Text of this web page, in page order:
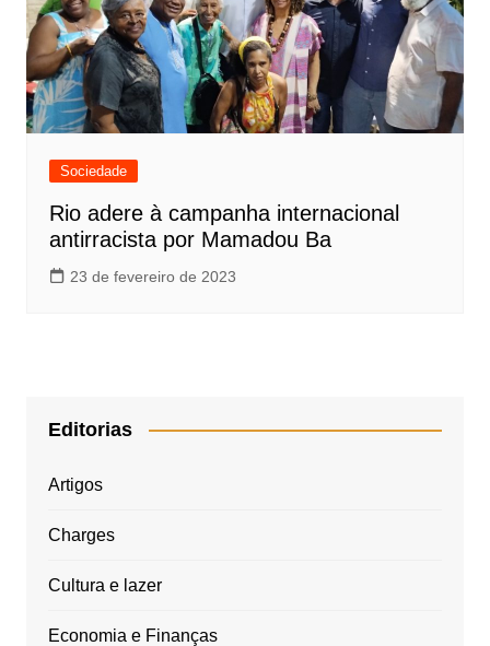
Sociedade
Rio adere à campanha internacional
antirracista por Mamadou Ba
23 de fevereiro de 2023
Editorias
Artigos
Charges
Cultura e lazer
Economia e Finanças